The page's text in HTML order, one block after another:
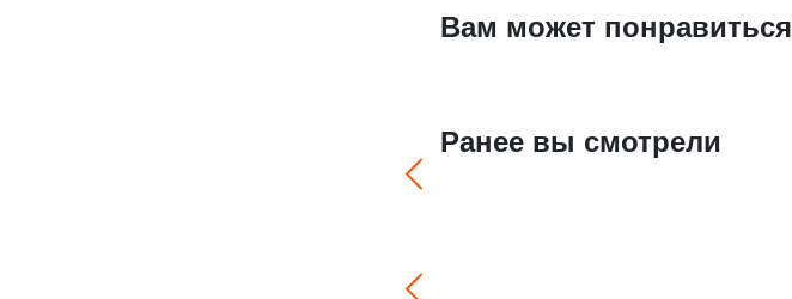
Вам может понравиться
Ранее вы смотрели